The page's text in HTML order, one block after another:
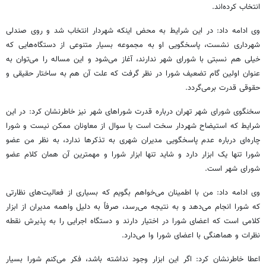
انتخاب کرده‌اند.
وی ادامه داد: در این شرایط به محض اینکه شهردار انتخاب شد و روی صندلی
شهرداری نشست، پاسخگویی او به مجموعه بسیار متنوعی از دستگاه‌هایی که
خیلی هم نسبتی با شورای شهر ندارند، آغاز می‌شود و این مساله را می‌توان به
عنوان اولین گام تضعیف شورا در نظر گرفت که علت آن هم به ساختار حقیقی و
حقوقی قدرت برمی‌گردد.
سخنگوی شورای شهر تهران درباره قدرت شوراهای شهر نیز خاطرنشان کرد: در این
شرایط که استیضاح شهردار سخت است یا سوال از معاونان ممکن نیست و شورا
چاره‌ای درباره عدم پاسخگویی مدیران شهری به تذکرها ندارد، به نظر من عضو
شورا تنها یک ابزار دارد و شاید تنها ابزار شورا و مهمترین آن همان کلام عضو
شورای شهر است.
وی ادامه داد: من با اطمینان می‌خواهم بگویم که بسیاری از فعالیت‌های نظارتی
که شورا انجام می‌دهد و به نتیجه می‌رسد، صرفاً به دلیل واهمه مدیران از ابزار
کلامی است که اعضای شورا در اختیار دارند و دستگاه اجرایی را به پذیرش نقطه
نظرات و هماهنگی با اعضای شورا وا می‌دارد.
اعطا خاطرنشان کرد: اگر این ابزار وجود نداشته باشد، فکر می‌کنم شورا بسیار